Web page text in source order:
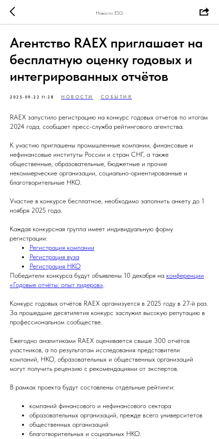
Новости ESG
Агентство RAEX приглашает на
бесплатную оценку годовых и
интегрированных отчётов
2025-09-22 11:28 НОВОСТИ СОБЫТИЯ
RAEX запустило регистрацию на конкурс годовых отчетов по итогам
2024 года, сообщает пресс-служба рейтингового агентства.
К участию приглашены промышленные компании, финансовые и
нефинансовые институты России и стран СНГ, а также
общественные, образовательные, бюджетные и прочие
некоммерческие организации, социально-ориентированные и
благотворительные НКО.
Участие в конкурсе бесплатное, необходимо заполнить анкету до 1
ноября 2025 года.
Каждая конкурсная группа имеет индивидуальную форму
регистрации:
Регистрация компании
Регистрация вуза
Регистрация НКО
Победители конкурса будут объявлены 10 декабря на конференции
«Годовые отчёты: опыт лидеров»
Конкурс годовых отчётов RAEX организуется в 2025 году в 27-й раз.
За прошедшие десятилетия конкурс заслужил высокую репутацию в
профессиональном сообществе.
Ежегодно аналитиками RAEX оценивается свыше 300 отчётов
участников, а по результатам исследования представители
компаний, НКО, образовательных и общественных организаций
могут получить рецензию с рекомендациями от экспертов.
В рамках проекта будут составлены отдельные рейтинги:
компаний финансового и нефинансового сектора
образовательных организаций, прежде всего университетов
общественных организаций
благотворительных и социальных НКО.